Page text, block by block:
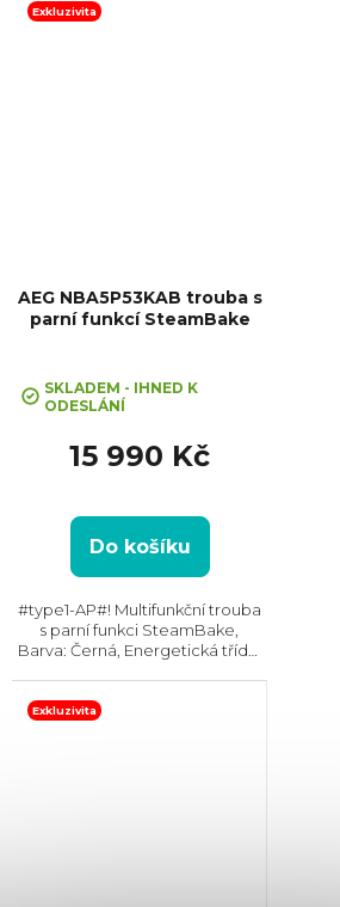
W, Gril, Rozměry
Exkluzivita
AEG NBA5P53KAB trouba s
parní funkcí SteamBake
SKLADEM - IHNED K
ODESLÁNÍ
15 990 Kč
Do košíku
#type1-AP#! Multifunkční trouba
s parní funkci SteamBake,
Barva: Černá, Energetická třída:
Gril, Rozměry (VxŠxH):
Exkluzivita